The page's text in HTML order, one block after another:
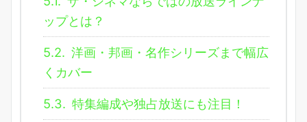
ップとは？
5.2. 洋画・邦画・名作シリーズまで幅広
くカバー
5.3. 特集編成や独占放送にも注目！